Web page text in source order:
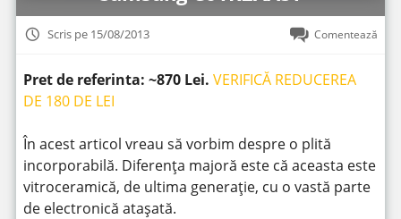
Scris pe 15/08/2013 Comentează
Pret de referinta: ~870 Lei. VERIFICĂ REDUCEREA
DE 180 DE LEI
În acest articol vreau să vorbim despre o plită
incorporabilă. Diferența majoră este că aceasta este
vitroceramică, de ultima generație, cu o vastă parte
de electronică atașată.